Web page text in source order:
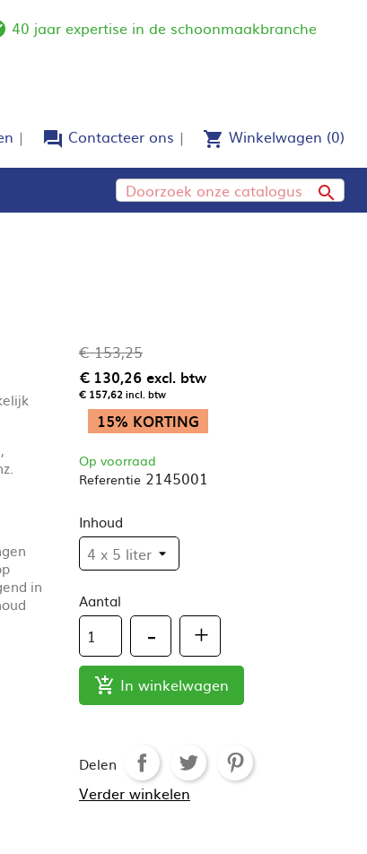
40 jaar expertise in de schoonmaakbranche
forum Contacteer ons shopping_cart Winkelwagen (0)

in
€ 153,25
€ 130,26 excl. btw
€ 157,62 incl. btw
15% KORTING
Op voorraad
Referentie 2145001
Inhoud
Aantal
 In winkelwagen
Delen
Verder winkelen